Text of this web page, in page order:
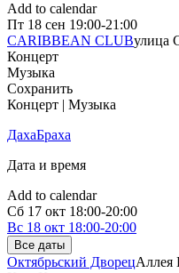
Add to calendar
Пт 18 сен 19:00-21:00
CARIBBEAN CLUBулица
Концерт
Музыка
Сохранить
Концерт | Музыка
ДахаБраха
Дата и время
Add to calendar
Сб 17 окт 18:00-20:00
Вс 18 окт 18:00-20:00
Все даты
Октябрьский ДворецАллея